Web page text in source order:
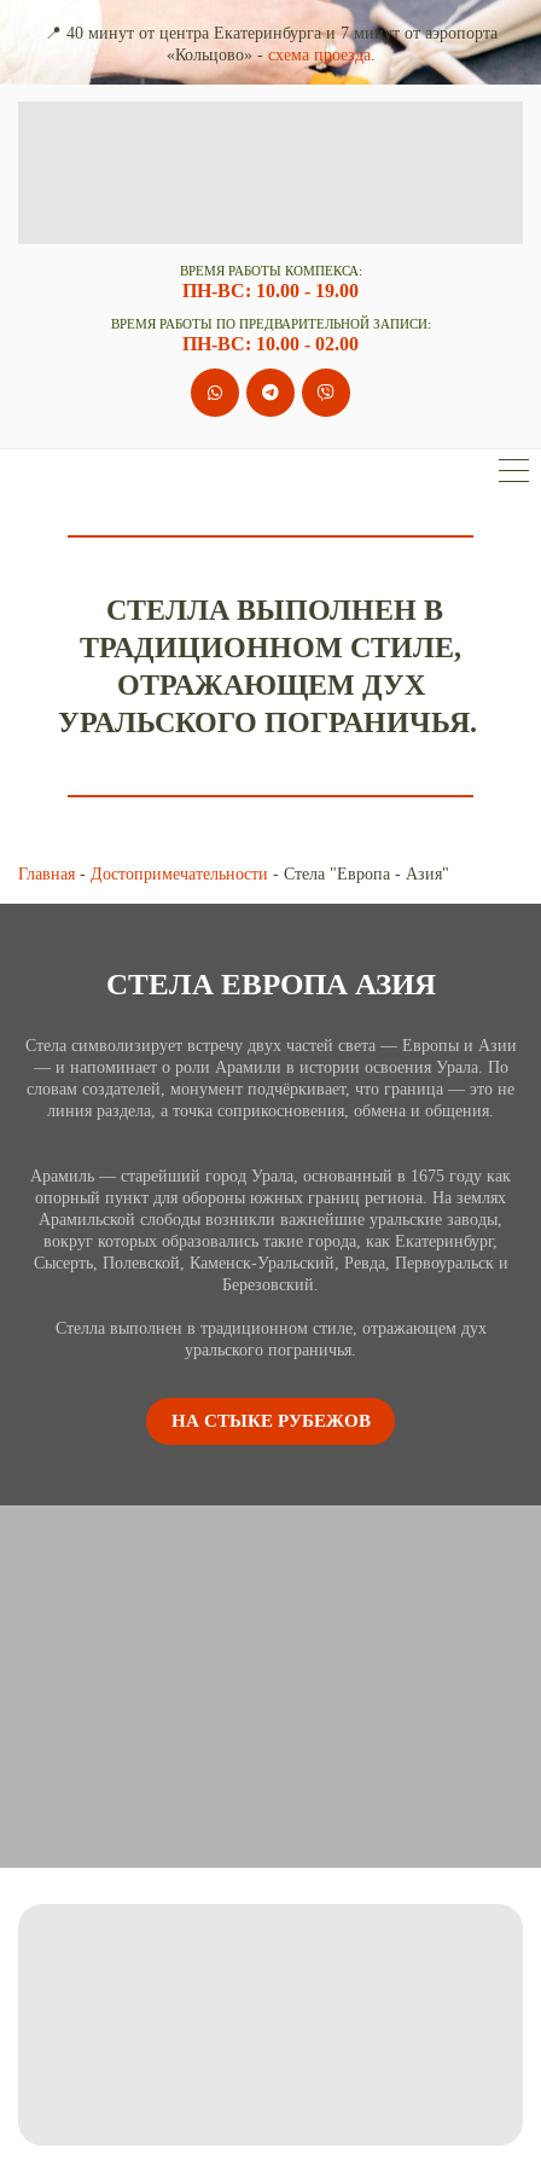
📍 40 минут от центра Екатеринбурга и 7 минут от аэропорта
«Кольцово» - схема проезда.
ВРЕМЯ РАБОТЫ КОМПЕКСА:
ПН-ВС: 10.00 - 19.00
ВРЕМЯ РАБОТЫ ПО ПРЕДВАРИТЕЛЬНОЙ ЗАПИСИ:
ПН-ВС: 10.00 - 02.00
СТЕЛЛА ВЫПОЛНЕН В
ТРАДИЦИОННОМ СТИЛЕ,
ОТРАЖАЮЩЕМ ДУХ
УРАЛЬСКОГО ПОГРАНИЧЬЯ.
Главная - Достопримечательности - Стела "Европа - Азия"
СТЕЛА ЕВРОПА АЗИЯ
Стела символизирует встречу двух частей света — Европы и Азии
— и напоминает о роли Арамили в истории освоения Урала. По
словам создателей, монумент подчёркивает, что граница — это не
линия раздела, а точка соприкосновения, обмена и общения.
Арамиль — старейший город Урала, основанный в 1675 году как
опорный пункт для обороны южных границ региона. На землях
Арамильской слободы возникли важнейшие уральские заводы,
вокруг которых образовались такие города, как Екатеринбург,
Сысерть, Полевской, Каменск-Уральский, Ревда, Первоуральск и
Березовский.
Стелла выполнен в традиционном стиле, отражающем дух
уральского пограничья.
НА СТЫКЕ РУБЕЖОВ